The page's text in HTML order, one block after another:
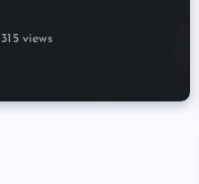
views
views
views
views
views
views
views
views
views
views